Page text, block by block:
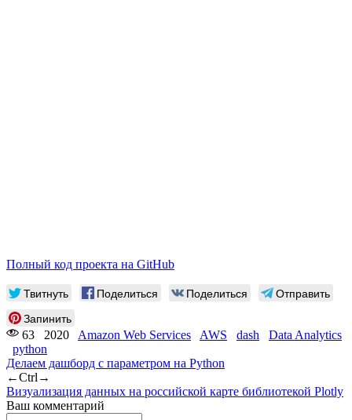
Полный код проекта на GitHub
Твитнуть Поделиться Поделиться
Отправить
Запинить
63 2020 Amazon Web Services AWS dash
Data Analytics
python
Делаем дашборд с параметром на Python
←Ctrl →
Визуализация данных на российской карте библиотекой Plotly
Ваш комментарий